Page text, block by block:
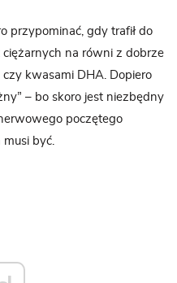
przypominać, gdy trafił do
na równi z dobrze
kwasami DHA. Dopiero
– bo skoro jest niezbędny
poczętego
być.